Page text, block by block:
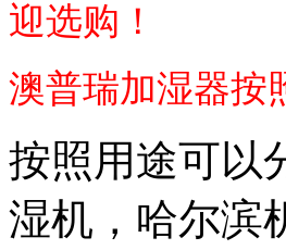
迎选购！
澳普瑞加湿器按
按照用途可以
湿机，哈尔滨